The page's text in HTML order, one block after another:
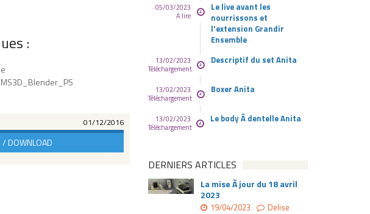
:
01/12/2016
/ DOWNLOAD
05/03/2023
A lire
Le live avant les
nourrissons et
l'extension Grandir
Ensemble
13/02/2023
Téléchargement
Descriptif du set Anita
13/02/2023
Téléchargement
Boxer Anita
13/02/2023
Téléchargement
Le body Ã dentelle Anita
DERNIERS ARTICLES
La mise Ã jour du 18 avril
2023
19/04/2023 Delise